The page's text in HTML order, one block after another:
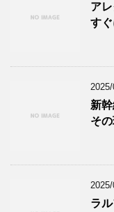
ア
す
新
そ
ラ